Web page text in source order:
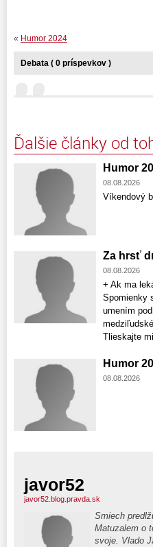
« Humor 2024
Debata ( 0 príspevkov )
Ďalšie články od
Humor
08.08.2026
Víkendový
Za hrsť
08.08.2026
+ Ak ma
Spomienky
umením
Tlieskajte
Humor
08.08.2026
javor52
javor52.blog.pravda.sk
Smiech
Matuzalem o
svoje. Vlado